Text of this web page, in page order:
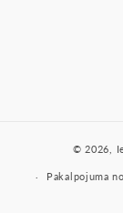
© 2026,
Pakalpojuma